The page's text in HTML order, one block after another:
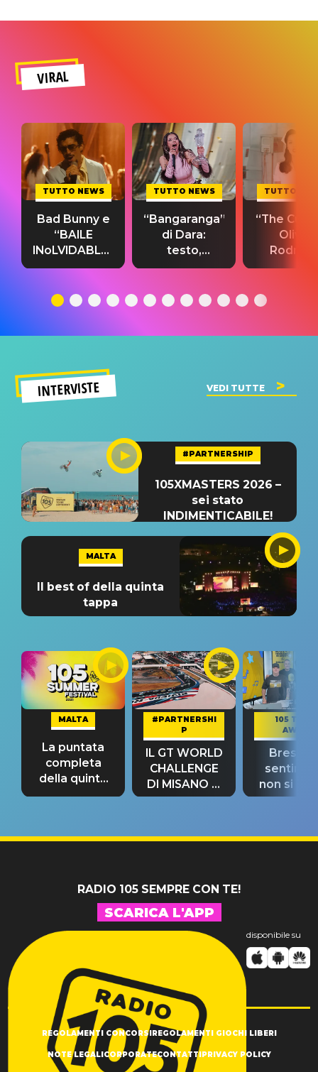
VIRAL
TUTTO NEWS
Bad Bunny e
“BAILE
INoLVIDABLE”:
testo,
significato
TUTTO NEWS
“Bangaranga”
di Dara:
testo,
traduzione e
del singolo
TUTTO
“The
Olivia
testo,
INTERVISTE VEDI TUTTE
#PARTNERSHIP
105XMASTERS 2026 –
sei stato
INDIMENTICABILE!
MALTA
Il best of della quinta
tappa
MALTA
La puntata
completa
della quinta
tappa
#PARTNERSHI
P
IL GT WORLD
CHALLENGE
DI MISANO si
riconferma
105 TAKE
AWAY
Bresh:
non si
fino alla
RADIO 105 SEMPRE CON TE!
SCARICA L'APP
disponibile su
REGOLAMENTI CONCORSI REGOLAMENTI GIOCHI LIBERI
NOTE LEGALI CORPORATECONTATTI PRIVACY POLICY